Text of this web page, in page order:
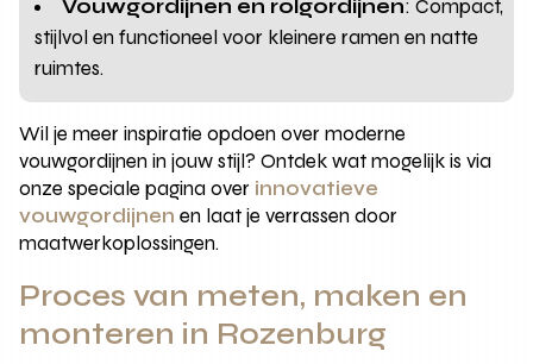
Vouwgordijnen en rolgordijnen: Compact,
stijlvol en functioneel voor kleinere ramen en natte
ruimtes.
Wil je meer inspiratie opdoen over moderne
vouwgordijnen in jouw stijl? Ontdek wat mogelijk is via
onze speciale pagina over innovatieve
vouwgordijnen en laat je verrassen door
maatwerkoplossingen.
Proces van meten, maken en
monteren in Rozenburg